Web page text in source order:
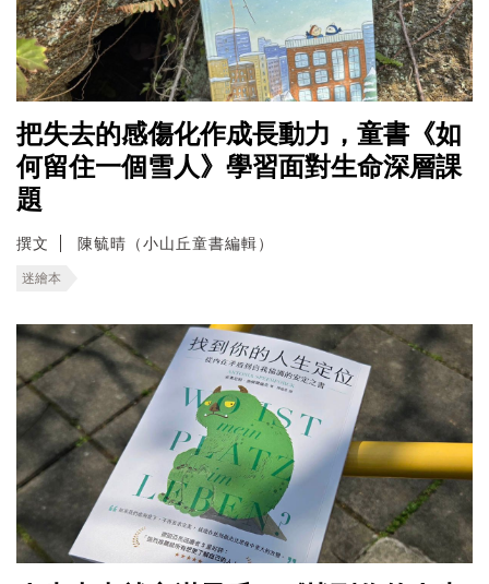
把失去的感傷化作成長動力，童書《如
何留住一個雪人》學習面對生命深層課
題
撰文 陳毓晴（小山丘童書編輯）
迷繪本